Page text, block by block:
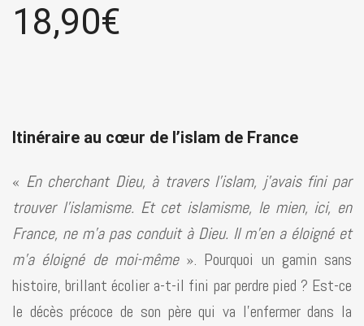
18,90€
Itinéraire au cœur de l’islam de France
« En cherchant Dieu, à travers l’islam, j’avais fini par
trouver l’islamisme. Et cet islamisme, le mien, ici, en
France, ne m’a pas conduit à Dieu. Il m’en a éloigné et
m’a éloigné de moi-même». Pourquoi un gamin sans
histoire, brillant écolier a-t-il fini par perdre pied ? Est-ce
le décès précoce de son père qui va l’enfermer dans la